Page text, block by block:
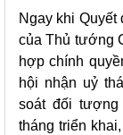
Ngay khi
của Thủ tướng
hợp chính
hội nhận uỷ
soát đối
tháng triển